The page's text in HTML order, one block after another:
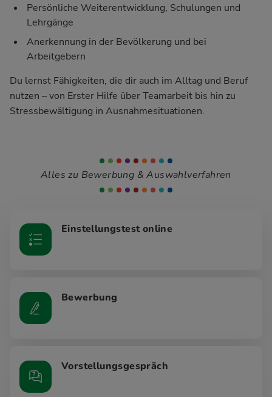
Persönliche Weiterentwicklung, Schulungen und
Lehrgänge
Anerkennung in der Bevölkerung und bei
Arbeitgebern
Du lernst Fähigkeiten, die dir auch im Alltag und Beruf
nutzen – von Erster Hilfe über Teamarbeit bis hin zu
Stressbewältigung in Ausnahmesituationen.
Alles zu Bewerbung & Auswahlverfahren
Einstellungstest online
Bewerbung
Vorstellungsgespräch